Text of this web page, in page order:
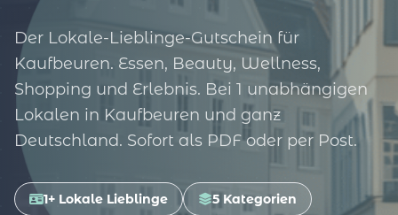
Der Lokale-Lieblinge-Gutschein für
Kaufbeuren. Essen, Beauty, Wellness,
Shopping und Erlebnis. Bei 1 unabhängigen
Lokalen in Kaufbeuren und ganz
Deutschland. Sofort als PDF oder per Post.
1+ Lokale Lieblinge 5 Kategorien